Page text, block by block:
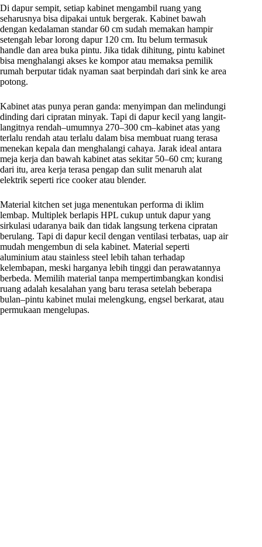
Di dapur sempit, setiap kabinet mengambil ruang yang
seharusnya bisa dipakai untuk bergerak. Kabinet bawah
dengan kedalaman standar 60 cm sudah memakan hampir
setengah lebar lorong dapur 120 cm. Itu belum termasuk
handle dan area buka pintu. Jika tidak dihitung, pintu kabinet
bisa menghalangi akses ke kompor atau memaksa pemilik
rumah berputar tidak nyaman saat berpindah dari sink ke area
potong.
Kabinet atas punya peran ganda: menyimpan dan melindungi
dinding dari cipratan minyak. Tapi di dapur kecil yang langit-
langitnya rendah–umumnya 270–300 cm–kabinet atas yang
terlalu rendah atau terlalu dalam bisa membuat ruang terasa
menekan kepala dan menghalangi cahaya. Jarak ideal antara
meja kerja dan bawah kabinet atas sekitar 50–60 cm; kurang
dari itu, area kerja terasa pengap dan sulit menaruh alat
elektrik seperti rice cooker atau blender.
Material kitchen set juga menentukan performa di iklim
lembap. Multiplek berlapis HPL cukup untuk dapur yang
sirkulasi udaranya baik dan tidak langsung terkena cipratan
berulang. Tapi di dapur kecil dengan ventilasi terbatas, uap air
mudah mengembun di sela kabinet. Material seperti
aluminium atau stainless steel lebih tahan terhadap
kelembapan, meski harganya lebih tinggi dan perawatannya
berbeda. Memilih material tanpa mempertimbangkan kondisi
ruang adalah kesalahan yang baru terasa setelah beberapa
bulan–pintu kabinet mulai melengkung, engsel berkarat, atau
permukaan mengelupas.